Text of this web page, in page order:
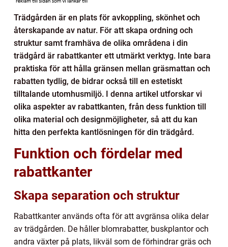
Trädgården är en plats för avkoppling, skönhet och
återskapande av natur. För att skapa ordning och
struktur samt framhäva de olika områdena i din
trädgård är rabattkanter ett utmärkt verktyg. Inte bara
praktiska för att hålla gränsen mellan gräsmattan och
rabatten tydlig, de bidrar också till en estetiskt
tilltalande utomhusmiljö. I denna artikel utforskar vi
olika aspekter av rabattkanten, från dess funktion till
olika material och designmöjligheter, så att du kan
hitta den perfekta kantlösningen för din trädgård.
Funktion och fördelar med
rabattkanter
Skapa separation och struktur
Rabattkanter används ofta för att avgränsa olika delar
av trädgården. De håller blomrabatter, buskplantor och
andra växter på plats, likväl som de förhindrar gräs och